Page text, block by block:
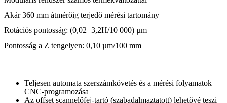
Akár 360 mm átmérőig terjedő mérési tartomány
Rotációs pontosság: (0,02+3,2H/10 000) µm
Pontosság a Z tengelyen: 0,10 µm/100 mm
Teljesen automata szerszámkövetés és a mérési folyamatok
CNC-programozása
Az offset scannelőfej-tartó (szabadalmaztatott) lehetővé teszi